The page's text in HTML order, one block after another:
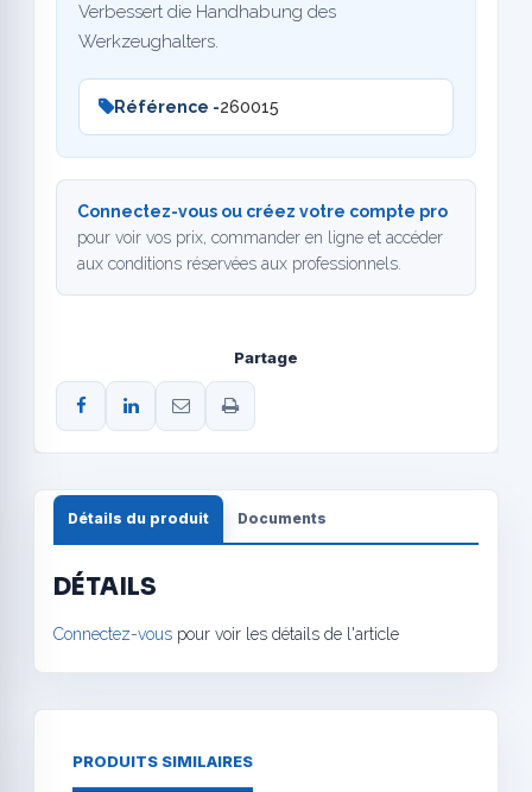
Verbessert die Handhabung des
Werkzeughalters.
Référence -260015
Connectez-vous ou créez votre compte pro
pour voir vos prix, commander en ligne et accéder
aux conditions réservées aux professionnels.
Partage
Détails du produit Documents
DÉTAILS
Connectez-vous pour voir les détails de l'article
PRODUITS SIMILAIRES